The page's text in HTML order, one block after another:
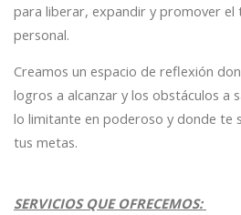
para liberar, expandir y promover el
personal.
Creamos un espacio de reflexión
logros a alcanzar y los obstáculos a
lo limitante en poderoso y donde te
tus metas.
SERVICIOS QUE OFRECEMOS: